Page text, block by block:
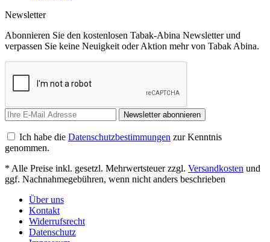
Newsletter
Abonnieren Sie den kostenlosen Tabak-Abina Newsletter und
verpassen Sie keine Neuigkeit oder Aktion mehr von Tabak Abina.
Newsletter abonnieren
Ich habe die Datenschutzbestimmungen zur Kenntnis
genommen.
* Alle Preise inkl. gesetzl. Mehrwertsteuer zzgl. Versandkosten und
ggf. Nachnahmegebühren, wenn nicht anders beschrieben
Über uns
Kontakt
Widerrufsrecht
Datenschutz